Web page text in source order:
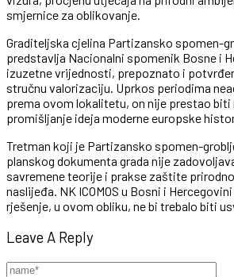
smjernice za oblikovanje.
Graditeljska cjelina Partizansko spomen-
predstavlja Nacionalni spomenik Bosne i
izuzetne vrijednosti, prepoznato i
stručnu valorizaciju. Uprkos periodima
prema ovom lokalitetu, on nije prestao biti
promišljanje ideja moderne europske
Tretman koji je Partizansko spomen-
planskog dokumenta grada nije
savremene teorije i prakse zaštite
naslijeđa. NK ICOMOS u Bosni i
rješenje, u ovom obliku, ne bi trebalo biti
Leave A Reply